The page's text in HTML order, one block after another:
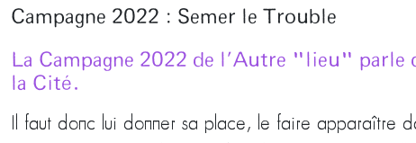
Campagne 2022 : Semer le Trouble
La Campagne 2022 de l’Autre "lieu"
la Cité.
Il faut donc lui donner sa place, le faire apparaître